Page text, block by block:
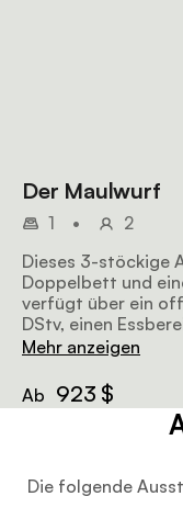
Der Maulwurf
1 •
2
Dieses 3-stöckige
Doppelbett und
verfügt über ein
DStv, einen
Küche.
Mehr anzeigen
Ab 923 $
Die folgende